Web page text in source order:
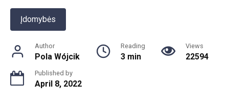
Įdomybės
Author
Pola Wójcik
Reading
3 min
Views
22594
Published by
April 8, 2022